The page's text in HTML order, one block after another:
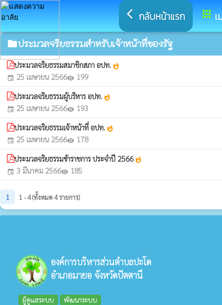
arrow_back_ios กลับหน้าแรก apps
folderประมวลจริยธรรมสำหรับเจ้าหน้าที่ของรัฐ
ประมวลจริยธรรมสมาชิกสภา อปท. whatshot
event 25 เมษายน 2566visibility 199
ประมวลจริยธรรมผู้บริหาร อปท. whatshot
event 25 เมษายน 2566visibility 193
ประมวลจริยธรรมเจ้าหน้าที่ อปท. whatshot
event 25 เมษายน 2566visibility 178
ประมวลจริยธรรมข้าราชการ ประจำปี 2566whatshot
event 3 มีนาคม 2566visibility 185
1 1 - 4 (ทั้งหมด 4 รายการ)
องค์การบริหารส่วนตำบลปะโด
อำเภอมายอ จังหวัดปัตตานี
ผู้ดูแลระบบ พัฒนาระบบ